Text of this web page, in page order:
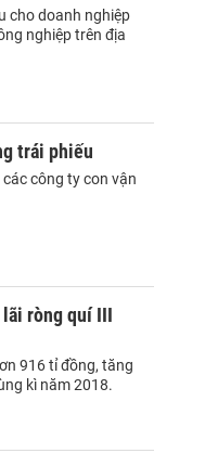
cho doanh nghiệp
nghiệp trên địa
trái phiếu
công ty con vận
ròng quí III
916 tỉ đồng, tăng
kì năm 2018.